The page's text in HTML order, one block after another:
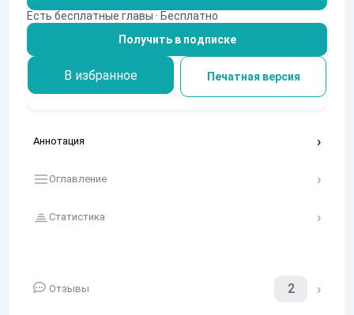
Есть бесплатные главы · Бесплатно
Получить в подписке
В избранное Печатная версия
Аннотация
Оглавление
Статистика
Отзывы 2